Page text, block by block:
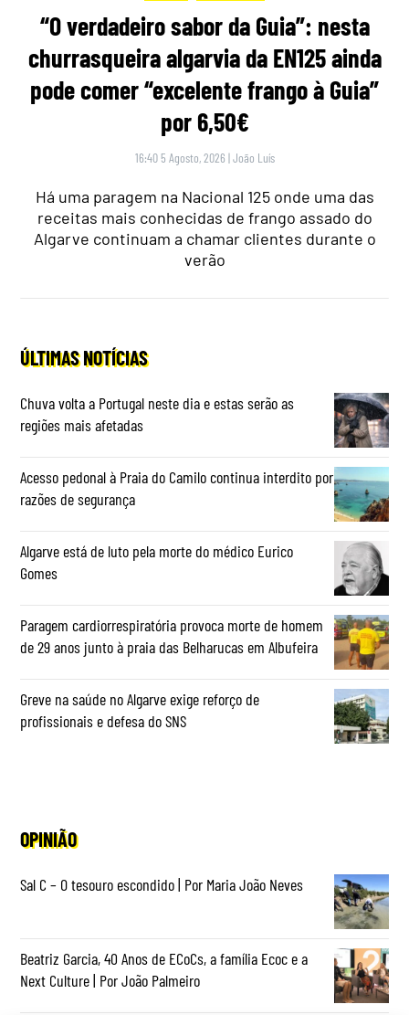
“O verdadeiro sabor da Guia”: nesta
churrasqueira algarvia da EN125 ainda
pode comer “excelente frango à Guia”
por 6,50€
16:40 5 Agosto, 2026 |João Luís
Há uma paragem na Nacional 125 onde uma das
receitas mais conhecidas de frango assado do
Algarve continuam a chamar clientes durante o
verão
ÚLTIMAS NOTÍCIAS
Chuva volta a Portugal neste dia e estas serão as
regiões mais afetadas
Acesso pedonal à Praia do Camilo continua interdito por
razões de segurança
Algarve está de luto pela morte do médico Eurico
Gomes
Paragem cardiorrespiratória provoca morte de homem
de 29 anos junto à praia das Belharucas em Albufeira
Greve na saúde no Algarve exige reforço de
profissionais e defesa do SNS
OPINIÃO
Sal C – O tesouro escondido | Por Maria João Neves
Beatriz Garcia, 40 Anos de ECoCs, a família Ecoc e a
Next Culture | Por João Palmeiro